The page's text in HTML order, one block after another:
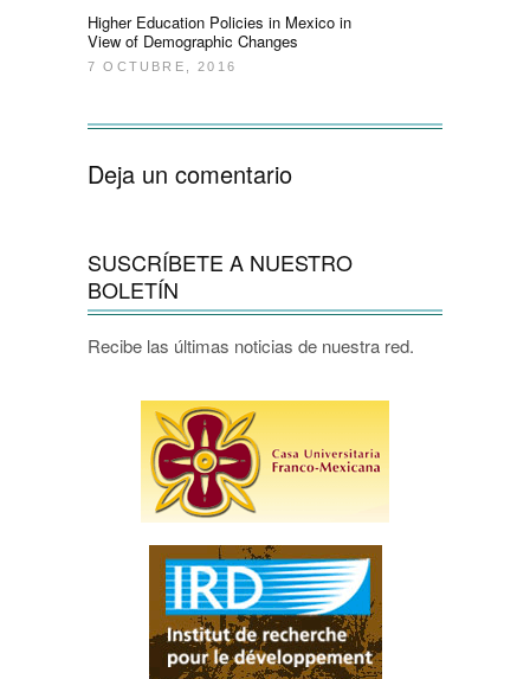
Higher Education Policies in Mexico in
View of Demographic Changes
7 OCTUBRE, 2016
Deja un comentario
SUSCRÍBETE A NUESTRO
BOLETÍN
Recibe las últimas noticias de nuestra red.